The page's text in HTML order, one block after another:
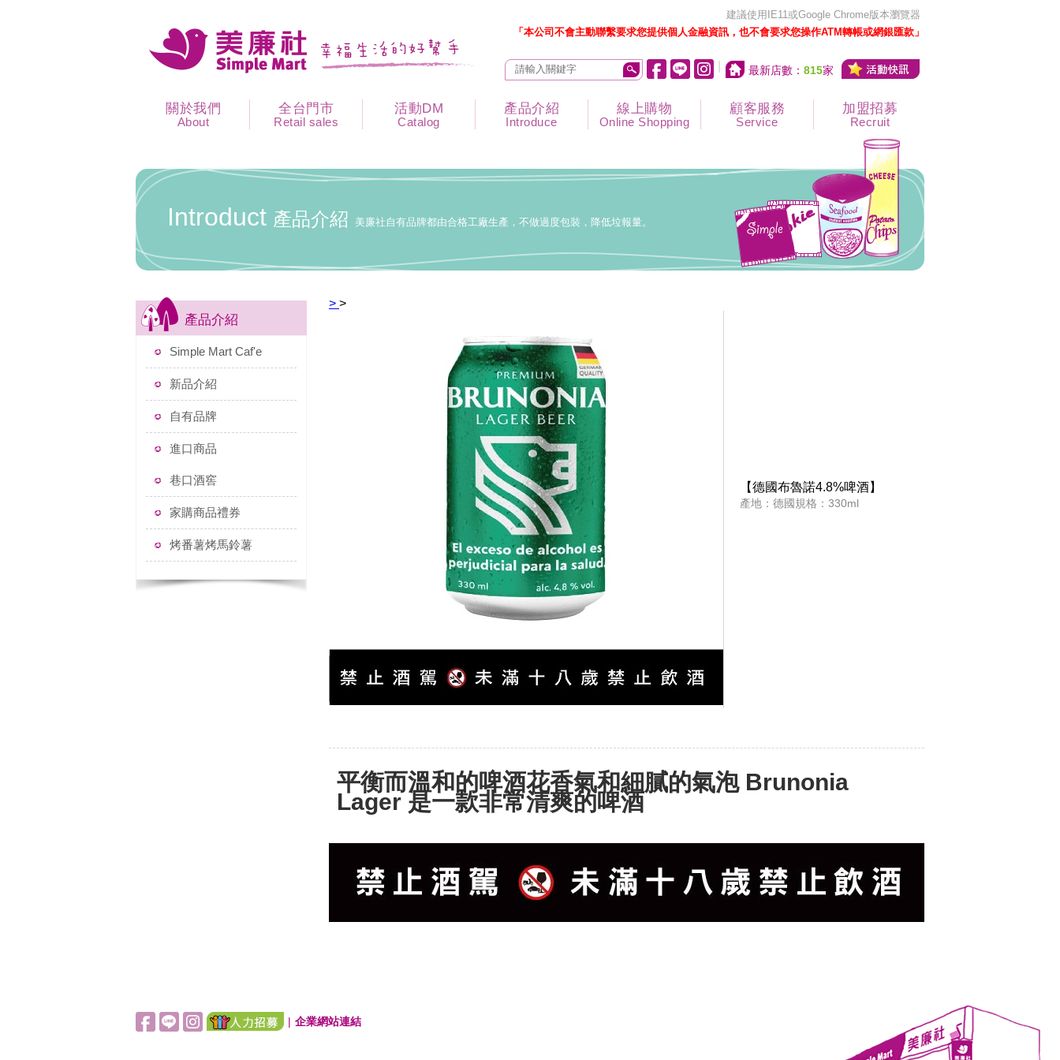
建議使用IE11或Google Chrome版本瀏覽器
「本公司不會主動聯繫要求您提供個人金融資訊，也不會要求您操作ATM轉帳或網銀匯款」
最新店數： 815家
關於我們
About
全台門市
Retail sales
活動DM
Catalog
產品介紹
Introduce
線上購物
Online Shopping
顧客服務
Service
加盟招募
Recruit
Introduct 產品介紹 美廉社自有品牌都由合格工廠生產，不做過度包裝，降低垃報量。
產品介紹
Simple Mart Caf'e
新品介紹
自有品牌
進口商品
巷口酒窖
家購商品禮券
烤番薯烤馬鈴薯
> >
【德國布魯諾4.8%啤酒】
產地：德國規格：330ml
平衡而溫和的啤酒花香氣和細膩的氣泡 Brunonia
Lager 是一款非常清爽的啤酒
| 企業網站連結